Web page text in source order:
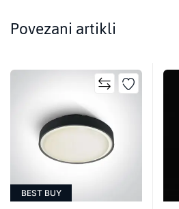
Povezani artikli
BEST BUY